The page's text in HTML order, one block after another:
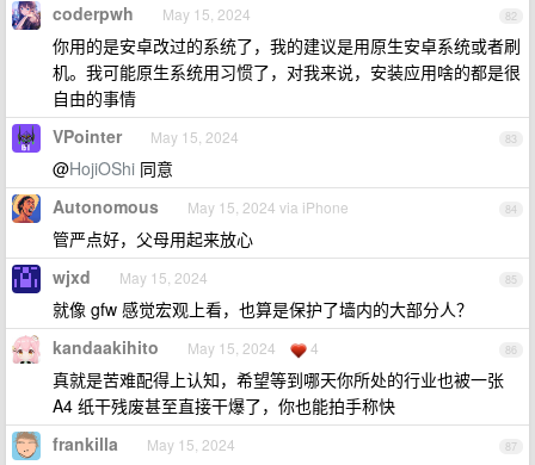
82
coderpwh May 15, 2024
你用的是安卓改过的系统了，我的建议是用原生安卓系统或者刷
机。我可能原生系统用习惯了，对我来说，安装应用啥的都是很
自由的事情
83
VPointer May 15, 2024
@HojiOShi 同意
84
Autonomous May 15, 2024 via iPhone
管严点好，父母用起来放心
85
wjxd May 15, 2024
就像 gfw 感觉宏观上看，也算是保护了墙内的大部分人？
86
kandaakihito May 15, 2024 4
真就是苦难配得上认知，希望等到哪天你所处的行业也被一张
A4 纸干残废甚至直接干爆了，你也能拍手称快
87
frankilla May 15, 2024